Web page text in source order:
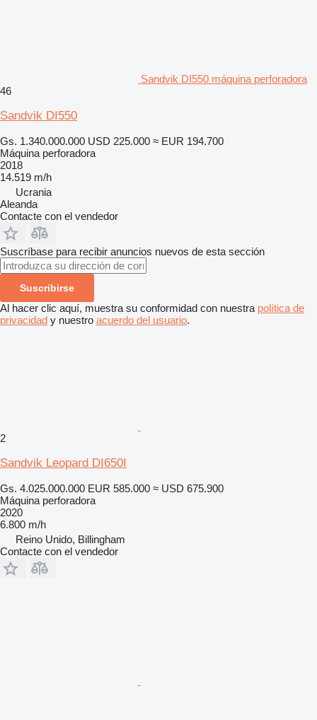
Sandvik DI550 máquina perforadora
46
Sandvik DI550
Gs. 1.340.000.000 USD 225.000 ≈ EUR 194.700
Máquina perforadora
2018
14.519 m/h
Ucrania
Aleanda
Contacte con el vendedor
Suscríbase para recibir anuncios nuevos de esta sección
Suscribirse
Al hacer clic aquí, muestra su conformidad con nuestra política de
privacidad y nuestro acuerdo del usuario.
2
Sandvik Leopard DI650I
Gs. 4.025.000.000 EUR 585.000 ≈ USD 675.900
Máquina perforadora
2020
6.800 m/h
Reino Unido, Billingham
Contacte con el vendedor